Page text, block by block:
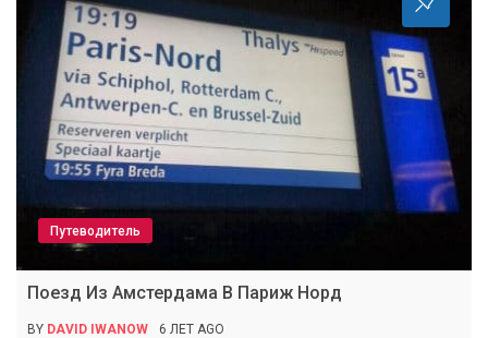
Путеводитель
Поезд Из Амстердама В Париж Норд
BY DAVID IWANOW 6 ЛЕТ AGO